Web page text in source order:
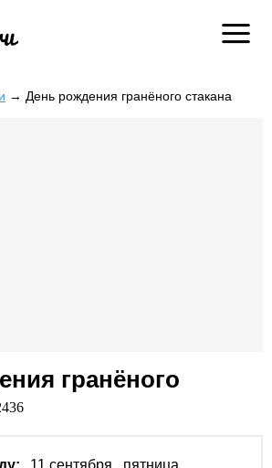
→ День рождения гранёного стакана
гранёного